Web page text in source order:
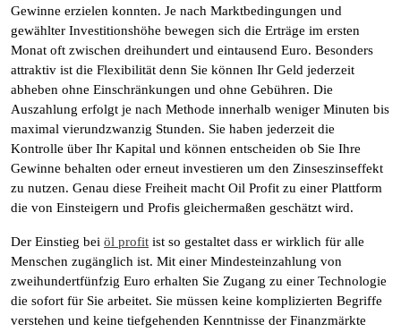
Gewinne erzielen konnten. Je nach Marktbedingungen und
gewählter Investitionshöhe bewegen sich die Erträge im ersten
Monat oft zwischen dreihundert und eintausend Euro. Besonders
attraktiv ist die Flexibilität denn Sie können Ihr Geld jederzeit
abheben ohne Einschränkungen und ohne Gebühren. Die
Auszahlung erfolgt je nach Methode innerhalb weniger Minuten bis
maximal vierundzwanzig Stunden. Sie haben jederzeit die
Kontrolle über Ihr Kapital und können entscheiden ob Sie Ihre
Gewinne behalten oder erneut investieren um den Zinseszinseffekt
zu nutzen. Genau diese Freiheit macht Oil Profit zu einer Plattform
die von Einsteigern und Profis gleichermaßen geschätzt wird.
Der Einstieg bei öl profit ist so gestaltet dass er wirklich für alle
Menschen zugänglich ist. Mit einer Mindesteinzahlung von
zweihundertfünfzig Euro erhalten Sie Zugang zu einer Technologie
die sofort für Sie arbeitet. Sie müssen keine komplizierten Begriffe
verstehen und keine tiefgehenden Kenntnisse der Finanzmärkte